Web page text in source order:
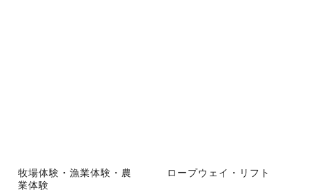
牧場体験・漁業体験・農
業体験
ロープウェイ・リフト